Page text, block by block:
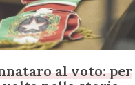
al voto: per